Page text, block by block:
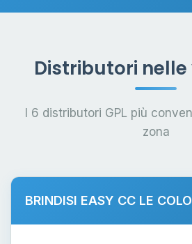
Distributori nelle
I 6 distributori GPL più
zona
BRINDISI EASY CC LE